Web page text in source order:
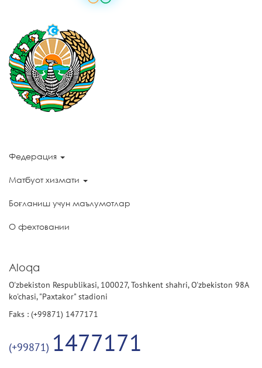
Федерация
Матбуот хизмати
Боғланиш учун маълумотлар
О фехтовании
Aloqa
O'zbekiston Respublikasi, 100027, Toshkent shahri, O'zbekiston 98A
ko'chasi, "Paxtakor" stadioni
Faks : (+99871) 1477171
(+99871) 1477171